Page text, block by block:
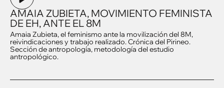
AMAIA ZUBIETA, MOVIMIENTO FEMINISTA
DE EH, ANTE EL 8M
Amaia Zubieta, el feminismo ante la movilización del 8M,
reivindicaciones y trabajo realizado. Crónica del Pirineo.
Sección de antropología, metodología del estudio
antropológico.